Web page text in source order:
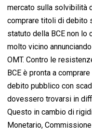
mercato sulla solvibilità
comprare titoli di debito
statuto della BCE non lo
molto vicino
OMT. Contro le
BCE è pronta a
debito pubblico con
dovessero trovarsi in
Questo in cambio di
Monetario,